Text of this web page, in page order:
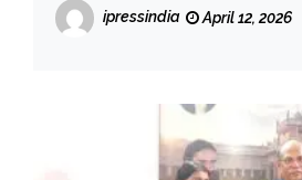
ipressindia April 12, 2026